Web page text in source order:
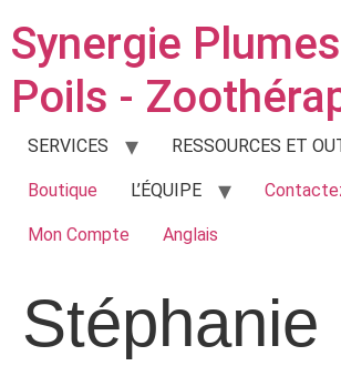
Synergie
Poils -
SERVICES RESSOURCES ET
Boutique L’ÉQUIPE
Mon Compte Anglais
Stéphanie